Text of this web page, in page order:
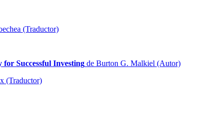
(Traductor)
Successful Investing de Burton G. Malkiel (Autor)
(Traductor)